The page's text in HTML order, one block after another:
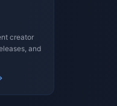
creator
and